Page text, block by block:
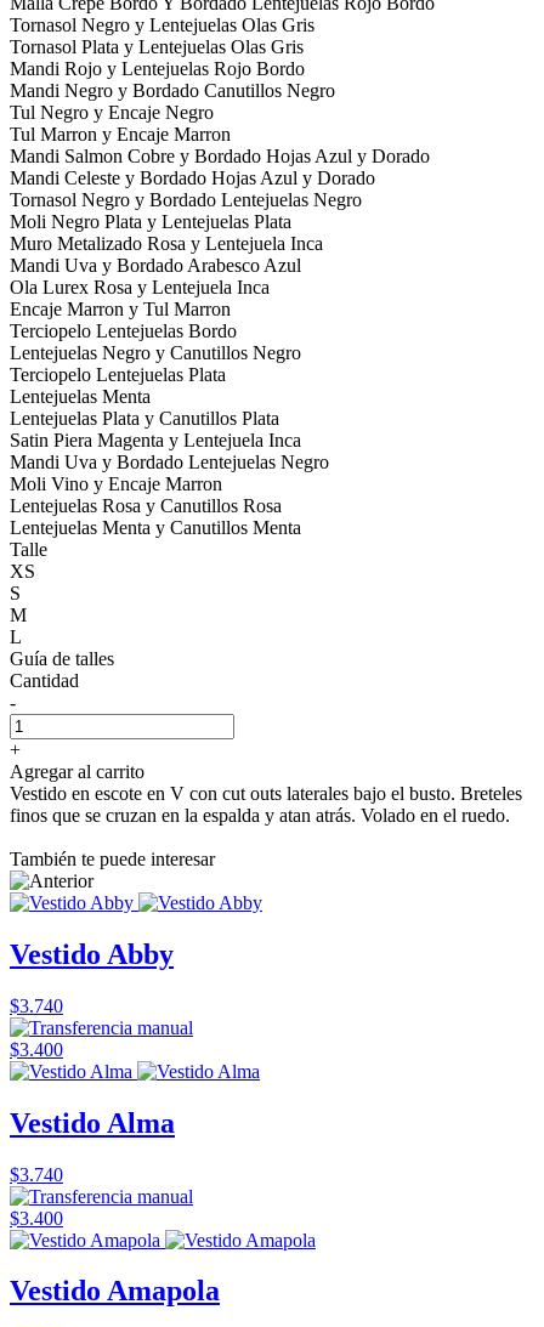
Tornasol Negro y Lentejuelas Olas Gris
Tornasol Plata y Lentejuelas Olas Gris
Mandi Rojo y Lentejuelas Rojo Bordo
Mandi Negro y Bordado Canutillos Negro
Tul Negro y Encaje Negro
Tul Marron y Encaje Marron
Mandi Salmon Cobre y Bordado Hojas Azul y Dorado
Mandi Celeste y Bordado Hojas Azul y Dorado
Tornasol Negro y Bordado Lentejuelas Negro
Moli Negro Plata y Lentejuelas Plata
Muro Metalizado Rosa y Lentejuela Inca
Mandi Uva y Bordado Arabesco Azul
Ola Lurex Rosa y Lentejuela Inca
Encaje Marron y Tul Marron
Terciopelo Lentejuelas Bordo
Lentejuelas Negro y Canutillos Negro
Terciopelo Lentejuelas Plata
Lentejuelas Menta
Lentejuelas Plata y Canutillos Plata
Satin Piera Magenta y Lentejuela Inca
Mandi Uva y Bordado Lentejuelas Negro
Moli Vino y Encaje Marron
Lentejuelas Rosa y Canutillos Rosa
Lentejuelas Menta y Canutillos Menta
Talle
XS
S
M
L
Guía de talles
Cantidad
-
+
Agregar al carrito
Vestido en escote en V con cut outs laterales bajo el busto. Breteles
finos que se cruzan en la espalda y atan atrás. Volado en el ruedo.
También te puede interesar
Vestido Abby
$3.740
$3.400
Vestido Alma
$3.740
$3.400
Vestido Amapola